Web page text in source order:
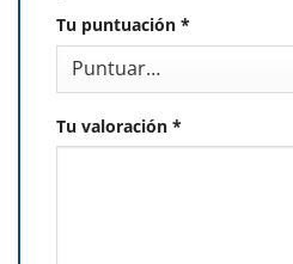
Tu puntuación *
Tu valoración *